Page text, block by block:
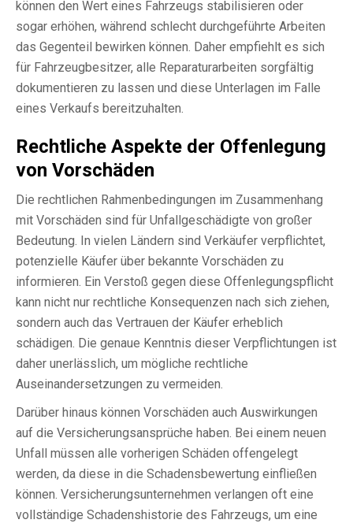
können den Wert eines Fahrzeugs stabilisieren oder
sogar erhöhen, während schlecht durchgeführte Arbeiten
das Gegenteil bewirken können. Daher empfiehlt es sich
für Fahrzeugbesitzer, alle Reparaturarbeiten sorgfältig
dokumentieren zu lassen und diese Unterlagen im Falle
eines Verkaufs bereitzuhalten.
Rechtliche Aspekte der Offenlegung
von Vorschäden
Die rechtlichen Rahmenbedingungen im Zusammenhang
mit Vorschäden sind für Unfallgeschädigte von großer
Bedeutung. In vielen Ländern sind Verkäufer verpflichtet,
potenzielle Käufer über bekannte Vorschäden zu
informieren. Ein Verstoß gegen diese Offenlegungspflicht
kann nicht nur rechtliche Konsequenzen nach sich ziehen,
sondern auch das Vertrauen der Käufer erheblich
schädigen. Die genaue Kenntnis dieser Verpflichtungen ist
daher unerlässlich, um mögliche rechtliche
Auseinandersetzungen zu vermeiden.
Darüber hinaus können Vorschäden auch Auswirkungen
auf die Versicherungsansprüche haben. Bei einem neuen
Unfall müssen alle vorherigen Schäden offengelegt
werden, da diese in die Schadensbewertung einfließen
können. Versicherungsunternehmen verlangen oft eine
vollständige Schadenshistorie des Fahrzeugs, um eine